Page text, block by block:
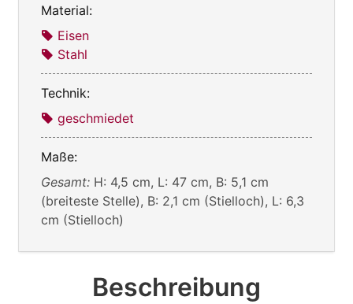
Material:
Eisen
Stahl
Technik:
geschmiedet
Maße:
Gesamt: H: 4,5 cm, L: 47 cm, B: 5,1 cm
(breiteste Stelle), B: 2,1 cm (Stielloch), L: 6,3
cm (Stielloch)
Beschreibung